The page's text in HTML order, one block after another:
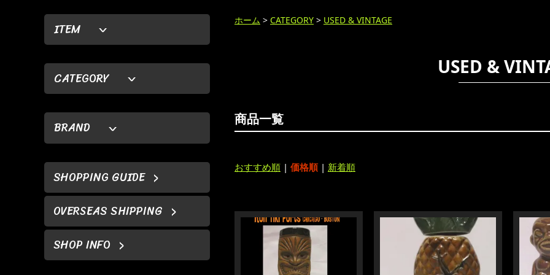
ITEM
CATEGORY
BRAND
SHOPPING GUIDE
OVERSEAS SHIPPING
SHOP INFO
ホーム > CATEGORY > USED & VINTAGE
USED &
商品一覧
おすすめ順 | 価格順| 新着順